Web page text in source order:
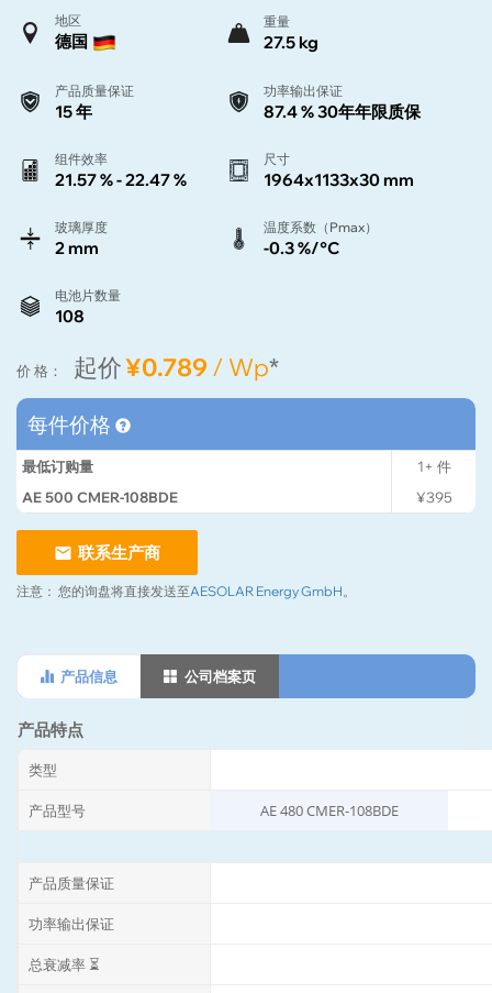
地区
德国
重量
27.5 kg
产品质量保证
15 年
功率输出保证
87.4 % 30年年限质保
组件效率
21.57 % - 22.47 %
尺寸
1964x1133x30 mm
玻璃厚度
2 mm
温度系数（Pmax）
-0.3 %/°C
电池片数量
108
价 格： 起价¥0.789 / Wp*
每件价格
最低订购量 1+ 件
AE 500 CMER-108BDE
¥395
联系生产商
注意： 您的询盘将直接发送至AESOLAR Energy GmbH。
产品信息 公司档案页
产品特点
类型
产品型号 AE 480 CMER-108BDE
产品质量保证
功率输出保证
总衰减率 ⏳